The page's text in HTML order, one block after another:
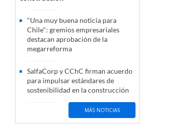
"Una muy buena noticia para
Chile": gremios empresariales
destacan aprobación de la
megarreforma
SalfaCorp y CChC firman acuerdo
para impulsar estándares de
sostenibilidad en la construcción
MÁS NOTICIAS